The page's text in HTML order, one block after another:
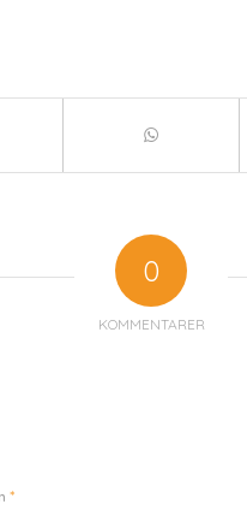
0
KOMMENTARER
*